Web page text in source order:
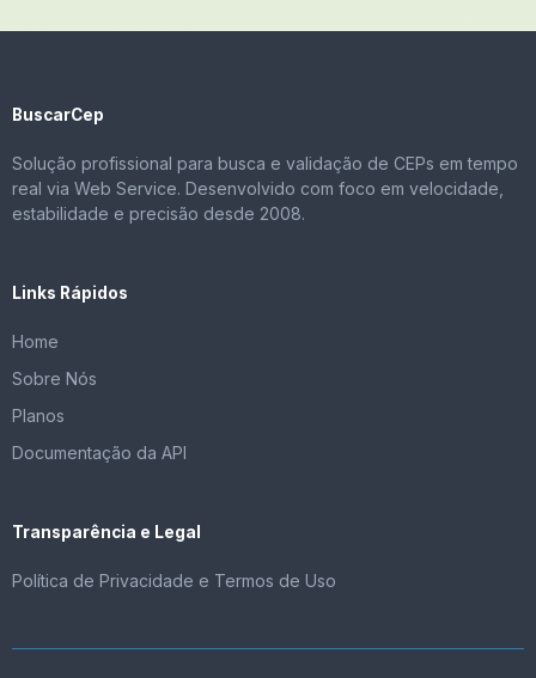
BuscarCep
Solução profissional para busca e validação de CEPs em tempo
real via Web Service. Desenvolvido com foco em velocidade,
estabilidade e precisão desde 2008.
Links Rápidos
Home
Sobre Nós
Planos
Documentação da API
Transparência e Legal
Política de Privacidade e Termos de Uso